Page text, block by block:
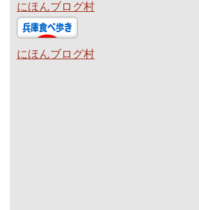
にほんブログ村
にほんブログ村